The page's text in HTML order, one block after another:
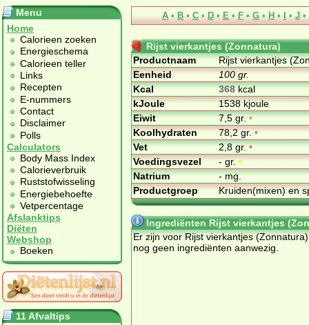
Menu
Home
Calorieen zoeken
Energieschema
Calorieen teller
Links
Recepten
E-nummers
Contact
Disclaimer
Polls
Calculators
Body Mass Index
Calorieverbruik
Ruststofwisseling
Energiebehoefte
Vetpercentage
Afslanktips
Diëten
Webshop
Boeken
11 Afvaltips
A • B • C • D • E • F • G • H • I • J •
Rijst vierkantjes (Zonnatura)
Productnaam
Rijst vierkantjes
Eenheid
100 gr.
Kcal
368kcal
kJoule
1538 kjoule
Eiwit
7,5 gr.•
Koolhydraten
78,2 gr.•
Vet
2,8 gr.•
Voedingsvezel
- gr.•
Natrium
- mg.
Productgroep
Kruiden(mixen) en
Ingrediënten Rijst vierkantjes
Er zijn voor Rijst vierkantjes (Zonnatura)
nog geen ingrediënten aanwezig.